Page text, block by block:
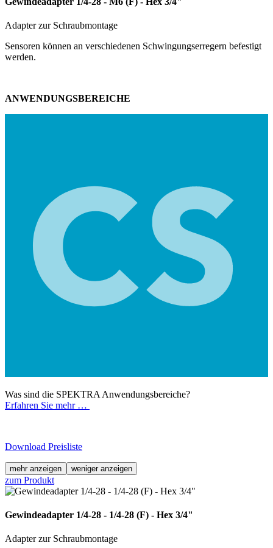
Adapter zur Schraubmontage
Sensoren können an verschiedenen Schwingungserregern befestigt
werden.
ANWENDUNGSBEREICHE
Was sind die SPEKTRA Anwendungsbereiche?
Erfahren Sie mehr …
Download Preisliste
mehr anzeigen weniger anzeigen
zum Produkt
Gewindeadapter 1/4-28 - 1/4-28 (F) - Hex 3/4"
Adapter zur Schraubmontage